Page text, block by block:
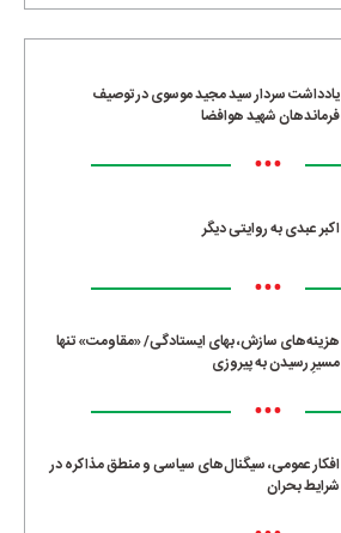
یادداشت سردار سید مجید موسوی در توصیف
فرماندهان شهید هوافضا
•••
اکبر عبدی به روایتی دیگر
•••
هزینه‌های سازش، بهای ایستادگی/ «مقاومت» تنها
مسیرِ رسیدن به پیروزی
•••
افکار عمومی، سیگنال‌های سیاسی و منطق مذاکره در
شرایط بحران